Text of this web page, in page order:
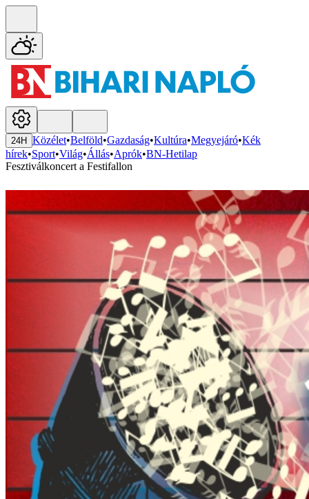
24H Közélet•Belföld•Gazdaság•Kultúra•Megyejáró•Kék
hírek•Sport•Világ•Állás•Aprók•BN-Hetilap
Fesztiválkoncert a Festifallon